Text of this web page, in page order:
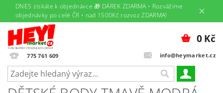
DNES získáte k objednávce 🎁 DÁREK ZDARMA • Rozvážíme
objednávky po celé ČR • nad 1500Kč rozvoz ZDARMA!
775 761 609 info@heymarket.cz
0 Kč